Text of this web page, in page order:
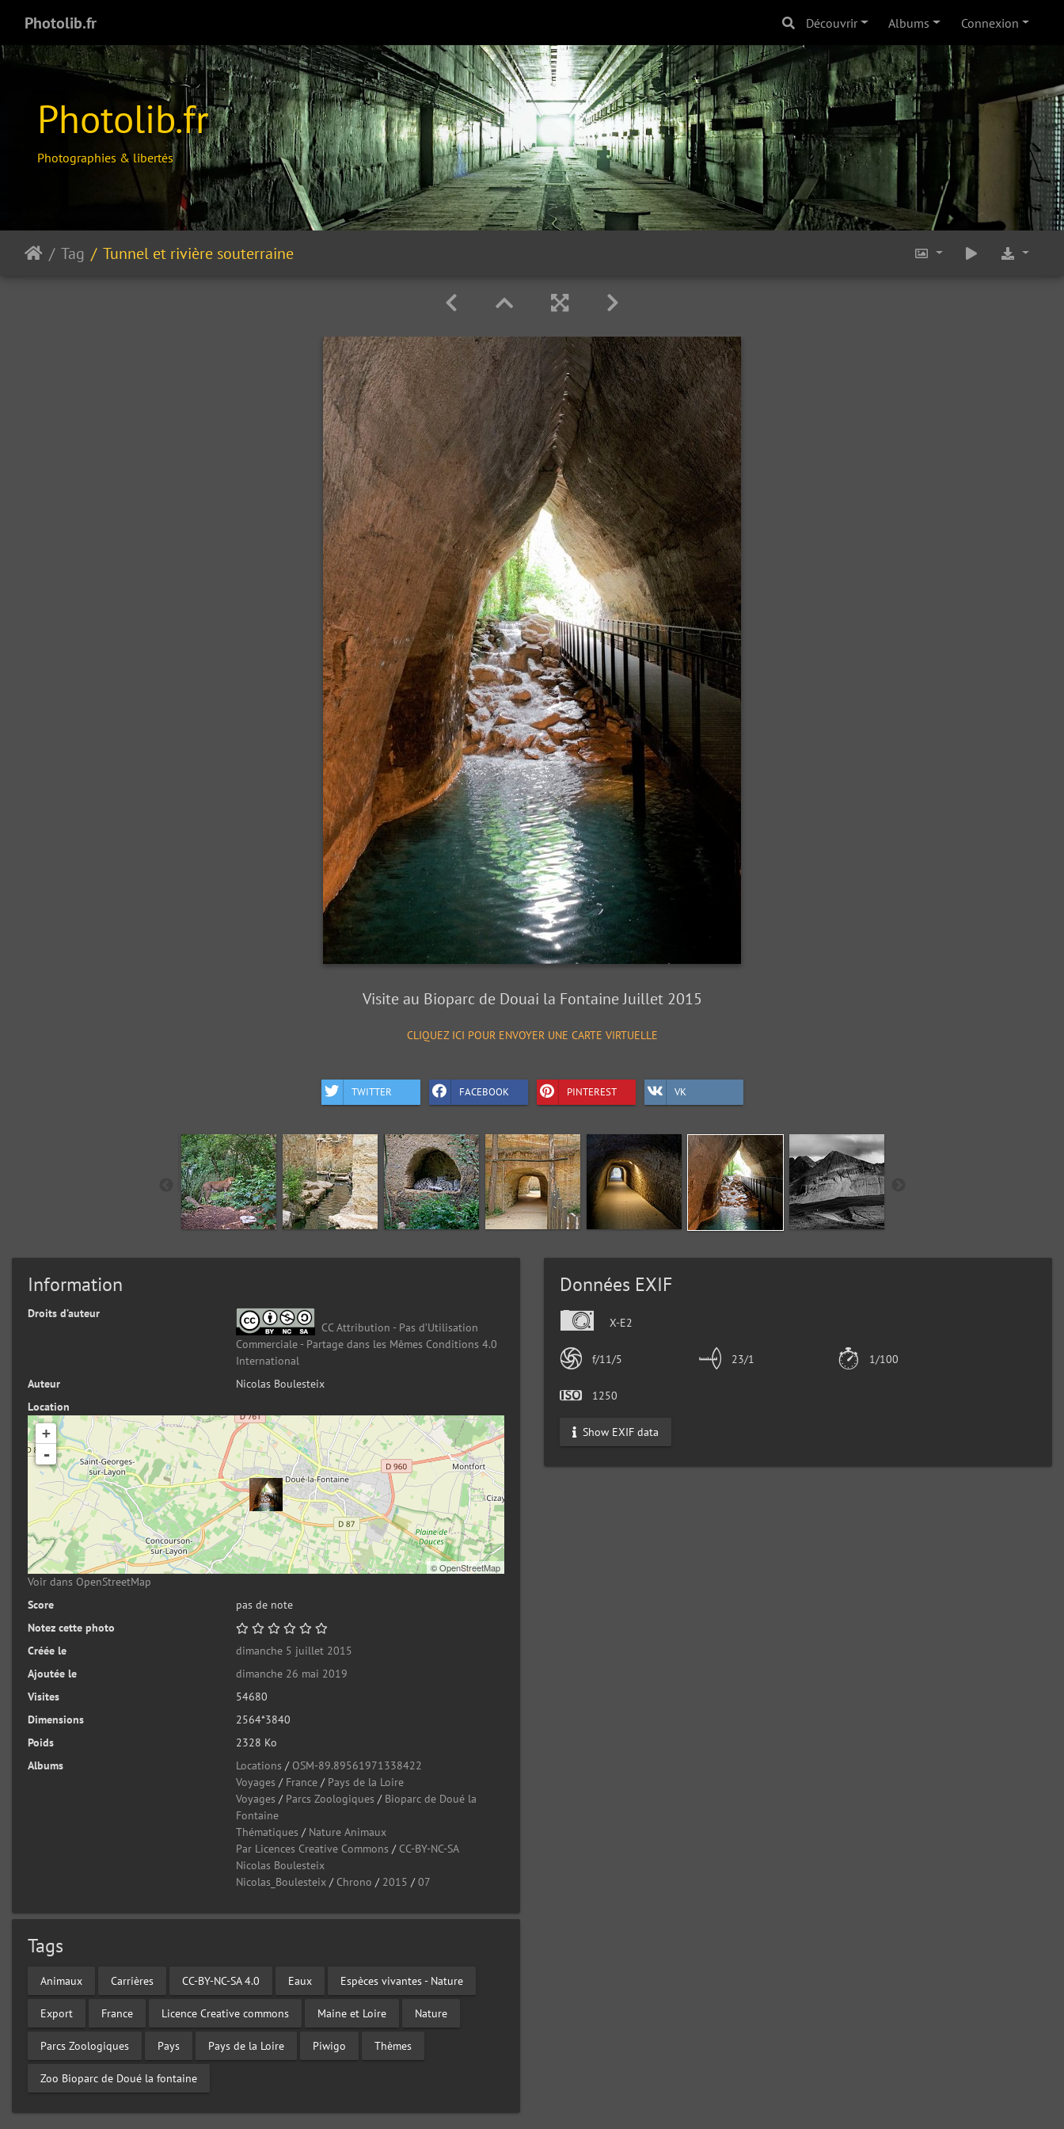
Photolib.fr Découvrir Albums Connexion
Photolib.fr
Photographies & libertés
Tag Tunnel et rivière souterraine
Visite au Bioparc de Douai la Fontaine Juillet 2015
CLIQUEZ ICI POUR ENVOYER UNE CARTE VIRTUELLE
TWITTER FACEBOOK PINTEREST VK
Information
Droits d’auteur
CC Attribution - Pas d’Utilisation
Commerciale - Partage dans les Mêmes Conditions 4.0
International
Auteur
Nicolas Boulesteix
Location
+
-
©OpenStreetMap
Voir dans OpenStreetMap
Score
pas de note
Notez cette photo
Créée le
dimanche 5 juillet 2015
Ajoutée le
dimanche 26 mai 2019
Visites
54680
Dimensions
2564*3840
Poids
2328 Ko
Albums
Locations / OSM-89.89561971338422
Voyages / France / Pays de la Loire
Voyages / Parcs Zoologiques / Bioparc de Doué la
Fontaine
Thématiques / Nature Animaux
Par Licences Creative Commons / CC-BY-NC-SA
Nicolas Boulesteix
Nicolas_Boulesteix / Chrono / 2015 /07
Tags
Animaux Carrières CC-BY-NC-SA 4.0 Eaux Espèces vivantes - Nature
Export France Licence Creative commons Maine et Loire Nature
Parcs Zoologiques Pays Pays de la Loire Piwigo Thèmes
Zoo Bioparc de Doué la fontaine
Données EXIF
X-E2
f/11/5 23/1 1/100
1250
Show EXIF data